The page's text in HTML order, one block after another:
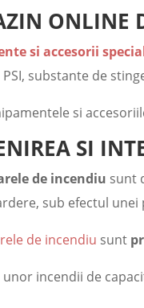
ONLINE
si accesorii
substante de
si
SI
de incendiu sunt
sub efectul
de incendiu sunt
unor incendii de